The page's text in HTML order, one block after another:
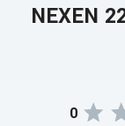
NEXEN
0